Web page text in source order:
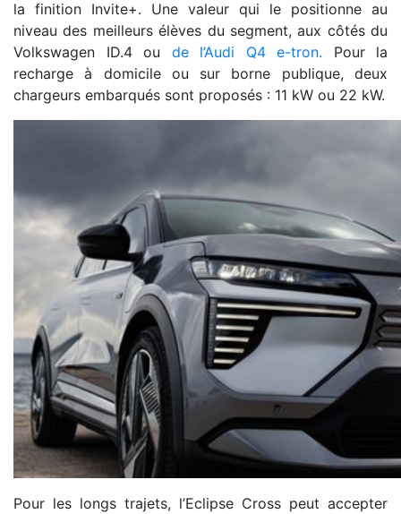
la finition Invite+. Une valeur qui le positionne au
niveau des meilleurs élèves du segment, aux côtés du
Volkswagen ID.4 ou de l’Audi Q4 e-tron. Pour la
recharge à domicile ou sur borne publique, deux
chargeurs embarqués sont proposés : 11 kW ou 22 kW.
Pour les longs trajets, l’Eclipse Cross peut accepter